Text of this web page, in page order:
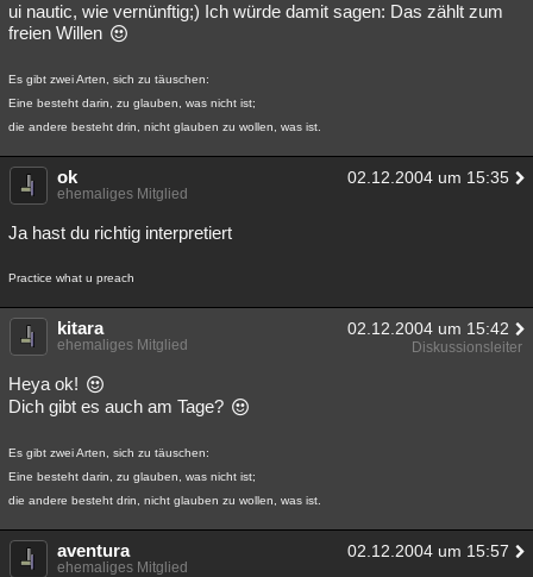
ui nautic, wie vernünftig;) Ich würde damit sagen: Das zählt zum
freien Willen
Es gibt zwei Arten, sich zu täuschen:
Eine besteht darin, zu glauben, was nicht ist;
die andere besteht drin, nicht glauben zu wollen, was ist.
ok 02.12.2004 um 15:35
ehemaliges Mitglied
Ja hast du richtig interpretiert
Practice what u preach
kitara 02.12.2004 um 15:42
ehemaliges Mitglied Diskussionsleiter
Heya ok!
Dich gibt es auch am Tage?
Es gibt zwei Arten, sich zu täuschen:
Eine besteht darin, zu glauben, was nicht ist;
die andere besteht drin, nicht glauben zu wollen, was ist.
aventura 02.12.2004 um 15:57
ehemaliges Mitglied